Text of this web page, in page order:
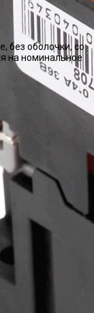
без оболочки, со
на номинальное